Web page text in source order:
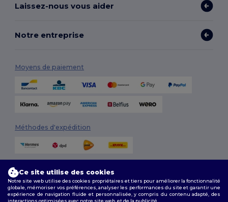
Laissez-nous vous aider
Notre entreprise
Moyens de paiement
Méthodes d'expédition
Ce site utilise des cookies
Notre site web utilise des cookies propriétaires et tiers pour améliorer la fonctionnalité
globale, mémoriser vos préférences, analyser les performances du site et garantir une
expérience de navigation fluide et personnalisée, y compris du contenu adapté, des
interactions optimisées avec notre site web, et de la publicité.